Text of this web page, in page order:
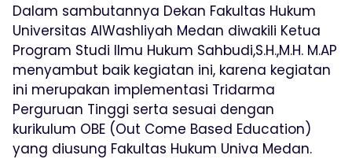
Dalam sambutannya Dekan Fakultas Hukum
Universitas AlWashliyah Medan diwakili Ketua
Program Studi Ilmu Hukum Sahbudi,S.H.,M.H. M.AP
menyambut baik kegiatan ini, karena kegiatan
ini merupakan implementasi Tridarma
Perguruan Tinggi serta sesuai dengan
kurikulum OBE (Out Come Based Education)
yang diusung Fakultas Hukum Univa Medan.